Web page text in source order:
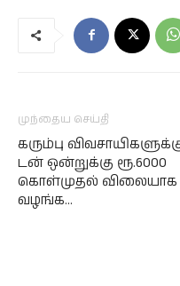
முந்தைய செய்தி
கரும்பு
டன் ஒன்றுக்கு ரூ.6000
கொள்முதல் விலையாக
வழங்க…